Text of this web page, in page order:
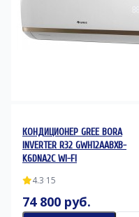
КОНДИЦИОНЕР GREE BORA
INVERTER R32 GWH12AABXB-
K6DNA2C WI-FI
4.3·15
74 800 руб.